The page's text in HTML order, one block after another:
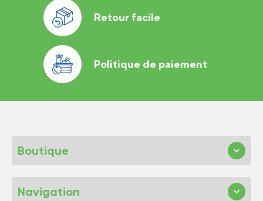
Retour facile
Politique de paiement
Boutique
Navigation